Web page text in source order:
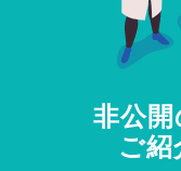
非公
ご紹